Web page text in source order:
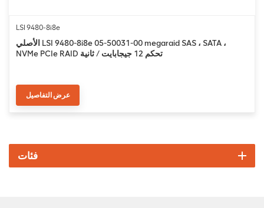
LSI 9480-8i8e
الأصلي LSI 9480-8i8e 05-50031-00 megaraid SAS ، SATA ،
NVMe PCIe RAID تحكم 12 جيجابايت / ثانية
عرض التفاصيل
فئات